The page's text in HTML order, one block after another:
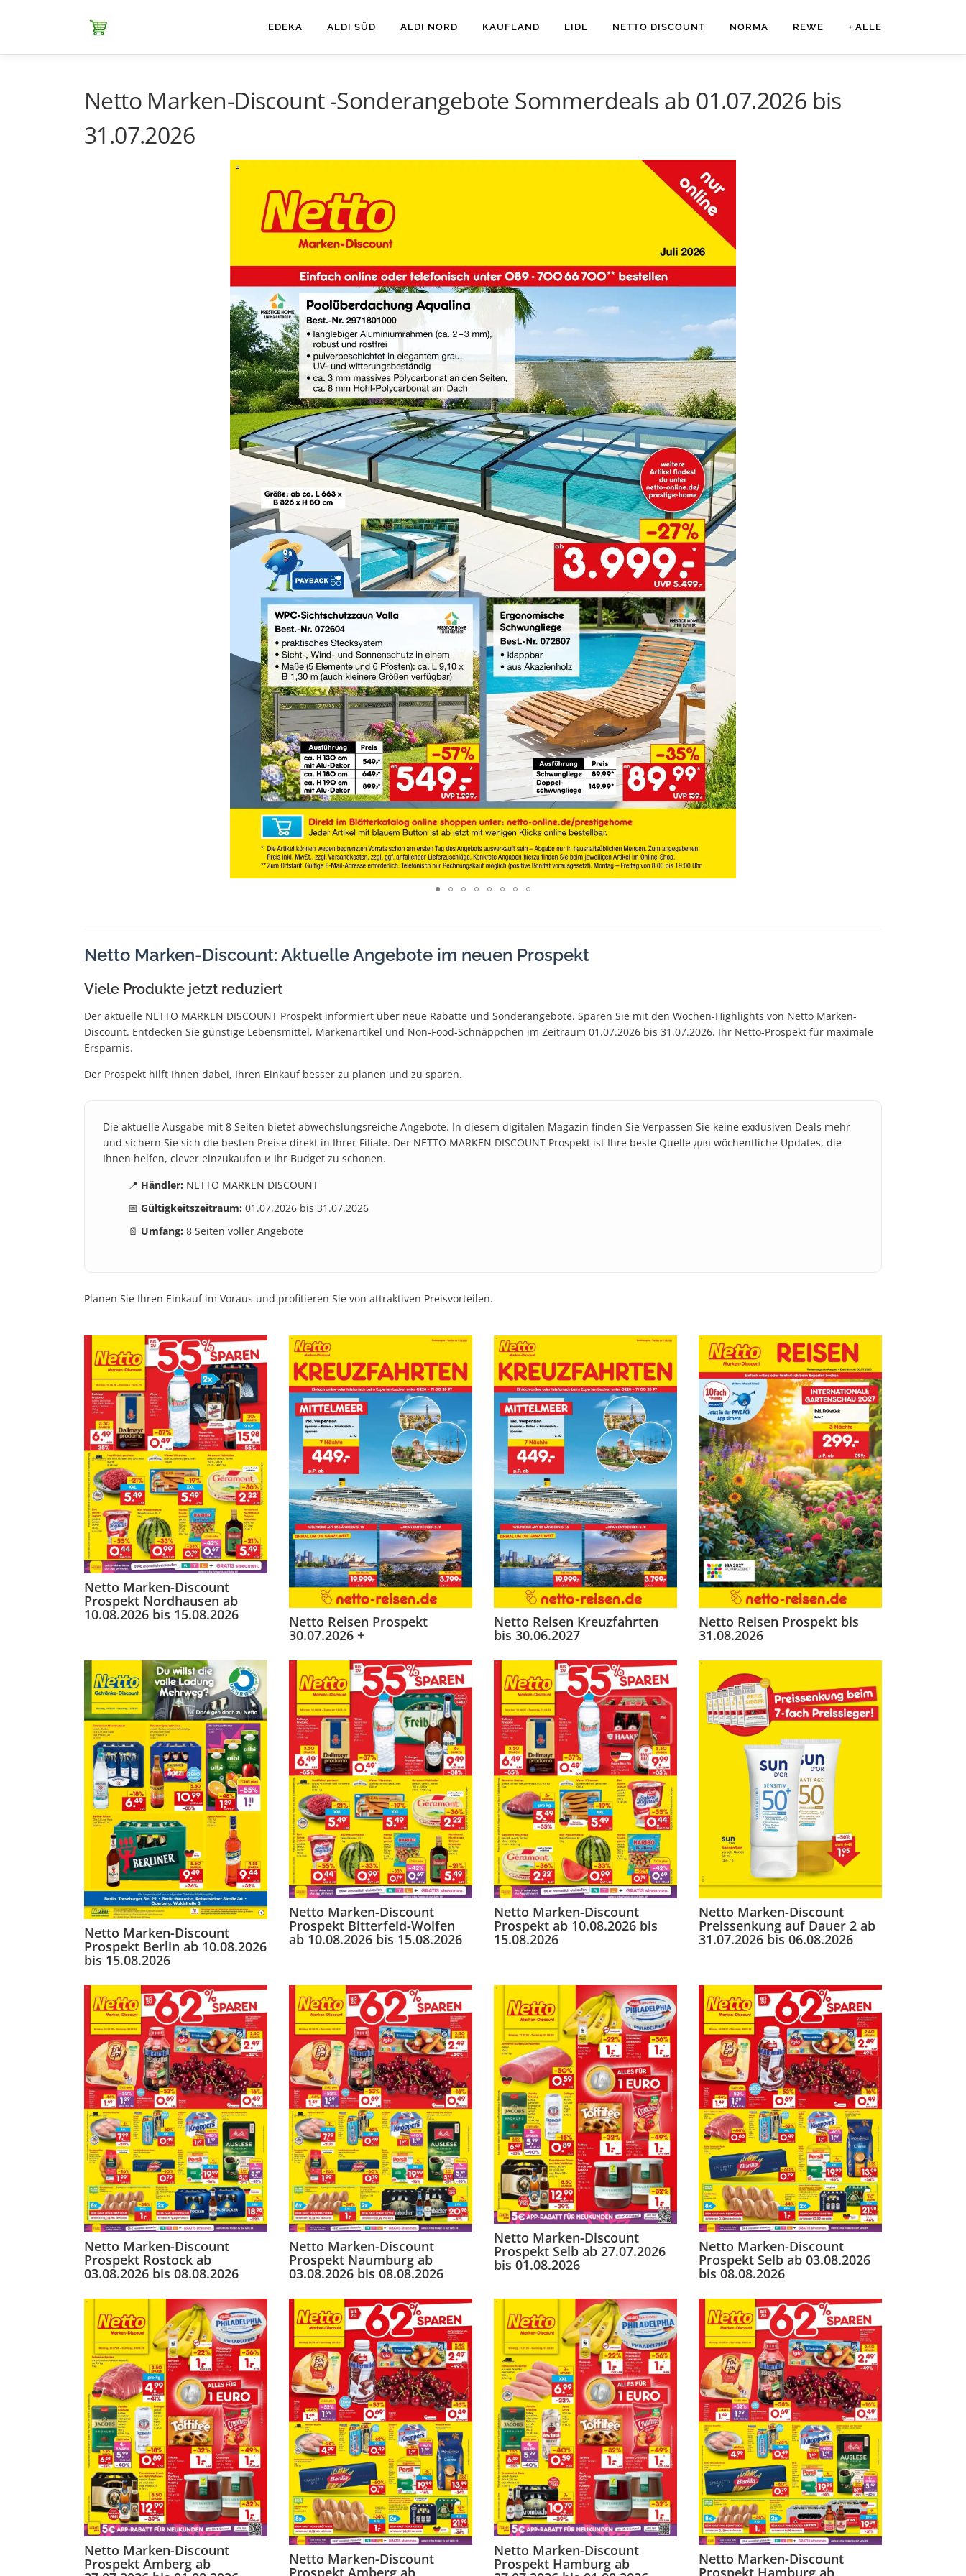
ЕDEKA ALDI SÜD ALDI NORD KAUFLAND LIDL NETTO DISCOUNT NORMA REWE + ALLE
Netto Marken-Discount -Sonderangebote Sommerdeals ab 01.07.2026 bis
31.07.2026
Netto Marken-Discount: Aktuelle Angebote im neuen Prospekt
Viele Produkte jetzt reduziert
Der aktuelle NETTO MARKEN DISCOUNT Prospekt informiert über neue Rabatte und Sonderangebote. Sparen Sie mit den Wochen-Highlights von Netto Marken-
Discount. Entdecken Sie günstige Lebensmittel, Markenartikel und Non-Food-Schnäppchen im Zeitraum 01.07.2026 bis 31.07.2026. Ihr Netto-Prospekt für maximale
Ersparnis.
Der Prospekt hilft Ihnen dabei, Ihren Einkauf besser zu planen und zu sparen.
Die aktuelle Ausgabe mit 8 Seiten bietet abwechslungsreiche Angebote. In diesem digitalen Magazin finden Sie Verpassen Sie keine exкlusiven Deals mehr
und sichern Sie sich die besten Preise direkt in Ihrer Filiale. Der NETTO MARKEN DISCOUNT Prospekt ist Ihre beste Quelle для wöchentliche Updates, die
Ihnen helfen, clever einzukaufen и Ihr Budget zu schonen.
📍 Händler: NETTO MARKEN DISCOUNT
📅 Gültigkeitszeitraum: 01.07.2026 bis 31.07.2026
📄 Umfang: 8 Seiten voller Angebote
Planen Sie Ihren Einkauf im Voraus und profitieren Sie von attraktiven Preisvorteilen.
Netto Marken-Discount
Prospekt Nordhausen ab
10.08.2026 bis 15.08.2026 Netto Reisen Prospekt
30.07.2026 +
Netto Reisen Kreuzfahrten
bis 30.06.2027
Netto Reisen Prospekt bis
31.08.2026
Netto Marken-Discount
Prospekt Berlin ab 10.08.2026
bis 15.08.2026
Netto Marken-Discount
Prospekt Bitterfeld-Wolfen
ab 10.08.2026 bis 15.08.2026
Netto Marken-Discount
Prospekt ab 10.08.2026 bis
15.08.2026
Netto Marken-Discount
Preissenkung auf Dauer 2 ab
31.07.2026 bis 06.08.2026
Netto Marken-Discount
Prospekt Rostock ab
03.08.2026 bis 08.08.2026
Netto Marken-Discount
Prospekt Naumburg ab
03.08.2026 bis 08.08.2026
Netto Marken-Discount
Prospekt Selb ab 27.07.2026
bis 01.08.2026
Netto Marken-Discount
Prospekt Selb ab 03.08.2026
bis 08.08.2026
Netto Marken-Discount
Prospekt Amberg ab Netto Marken-Discount
Prospekt Amberg ab
Netto Marken-Discount
Prospekt Hamburg ab Netto Marken-Discount
Prospekt Hamburg ab